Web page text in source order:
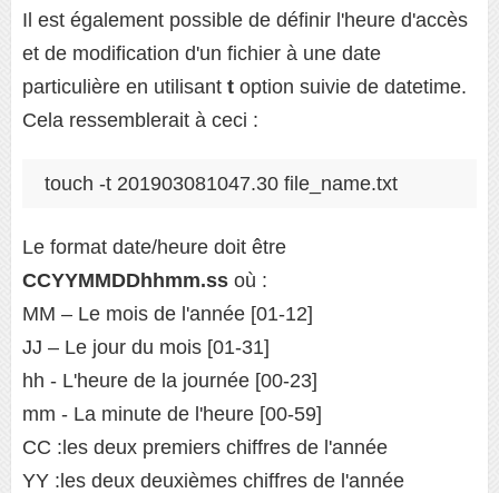
Il est également possible de définir l'heure d'accès
et de modification d'un fichier à une date
particulière en utilisant t option suivie de datetime.
Cela ressemblerait à ceci :
touch -t 201903081047.30 file_name.txt
Le format date/heure doit être
CCYYMMDDhhmm.ss où :
MM – Le mois de l'année [01-12]
JJ – Le jour du mois [01-31]
hh - L'heure de la journée [00-23]
mm - La minute de l'heure [00-59]
CC :les deux premiers chiffres de l'année
YY :les deux deuxièmes chiffres de l'année